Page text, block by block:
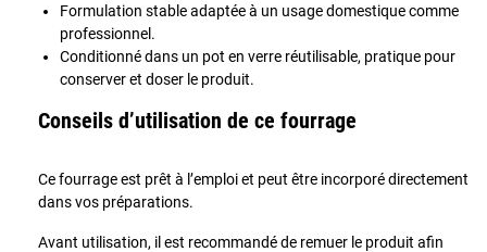
Formulation stable adaptée à un usage domestique comme
professionnel.
Conditionné dans un pot en verre réutilisable, pratique pour
conserver et doser le produit.
Conseils d’utilisation de ce fourrage
Ce fourrage est prêt à l’emploi et peut être incorporé directement
dans vos préparations.
Avant utilisation, il est recommandé de remuer le produit afin